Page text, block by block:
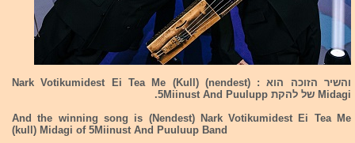
והשיר הזוכה הוא : (nendest) Nark Votikumidest Ei Tea Me (Kull)
Midagi של להקת 5Miinust And Puulupp.
And the winning song is (Nendest) Nark Votikumidest Ei Tea Me
(kull) Midagi of 5Miinust And Puuluup Band